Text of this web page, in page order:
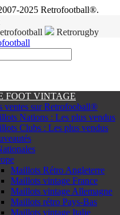
2025 Retrofootball®.
Retrorugby
FOOT VINTAGE
ventes sur Retrofooball®
Nations : Les plus vendus
Clubs : Les plus vendus
Maillots Rétro Angleterre
Maillots vintage France
Maillots vintage Allemagne
Maillots rétro Pays-Bas
Maillots vintage Italie